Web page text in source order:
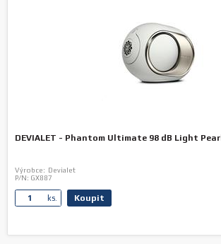
DEVIALET - Phantom Ultimate 98 dB Light Pearl
Výrobce: Devialet
P/N: GX887
ks. Koupit